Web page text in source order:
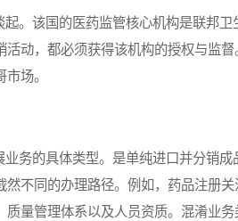
该国的医药监管核心机构是联邦卫
动，都必须获得该机构的授权与监
场。
的具体类型。是单纯进口并分销成
不同的办理路径。例如，药品注册关
量管理体系以及人员资质。混淆业